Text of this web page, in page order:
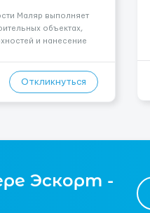
Маляр выполняет
объектах,
и нанесение
только для
портф...
Откликнуться
Эскорт -